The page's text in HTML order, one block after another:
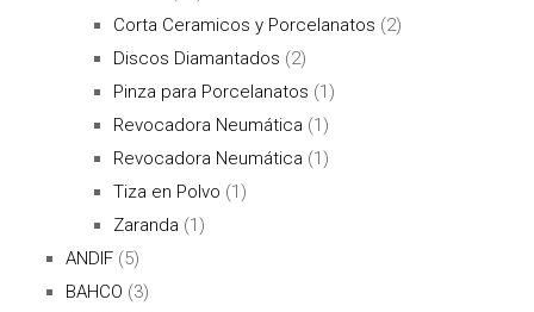
Corta Ceramicos y Porcelanatos (2)
Discos Diamantados (2)
Pinza para Porcelanatos (1)
Revocadora Neumática (1)
Revocadora Neumática (1)
Tiza en Polvo (1)
Zaranda (1)
ANDIF (5)
BAHCO (3)